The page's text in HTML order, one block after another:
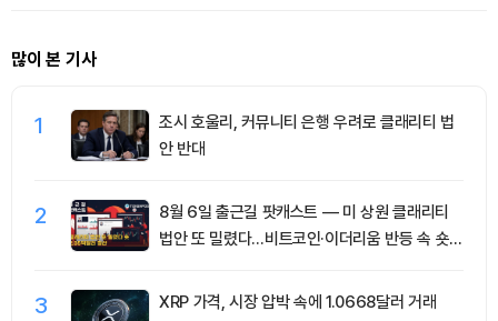
많이 본 기사
1
조시 호울리, 커뮤니티 은행 우려로 클래리티 법
안 반대
2
8월 6일 출근길 팟캐스트 — 미 상원 클래리티
법안 또 밀렸다…비트코인·이더리움 반등 속 숏
3 XRP 가격, 시장 압박 속에 1.0668달러 거래